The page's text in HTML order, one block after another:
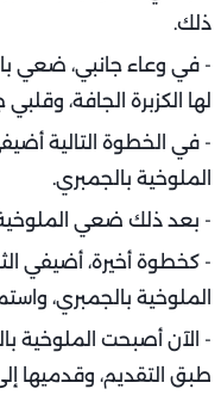
ذلك.
- في وعاء جانبي، ضعي
لها الكزبرة الجافة،
- في الخطوة التالية
الملوخية بالجمبري.
- بعد ذلك ضعي الملوخية
- كخطوة أخيرة، أضيفي
الملوخية بالجمبري،
- الآن أصبحت الملوخية
طبق التقديم، وقدميها